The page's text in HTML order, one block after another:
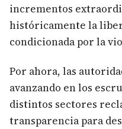
incrementos
históricamente la
condicionada por la
Por ahora, las
avanzando en los
distintos sectores
transparencia para